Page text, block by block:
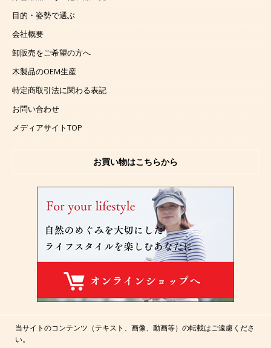
目的・姿勢で選ぶ
会社概要
卸販売をご希望の方へ
木製品のOEM生産
特定商取引法に関わる表記
お問い合わせ
メディアサイトTOP
お買い物はこちらから
当サイトのコンテンツ（テキスト、画像、動画等）の転載はご遠慮くださ
い。